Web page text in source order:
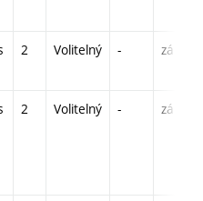
2 Volitelný - zá
2 Volitelný - zá